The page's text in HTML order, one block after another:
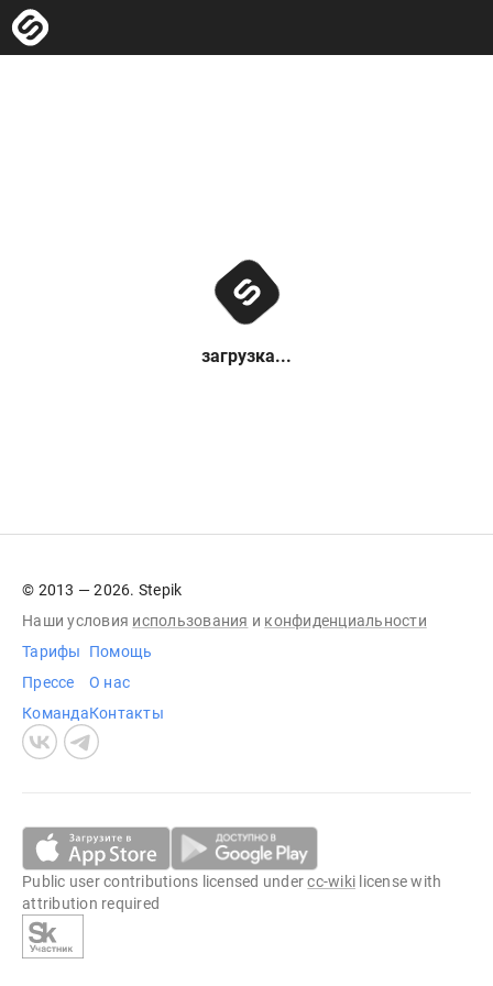
загрузка...
© 2013 — 2026. Stepik
Наши условия использования и конфиденциальности
Тарифы
Прессе
Команда
Помощь
О нас
Контакты
Public user contributions licensed undercc-wiki license with
attribution required